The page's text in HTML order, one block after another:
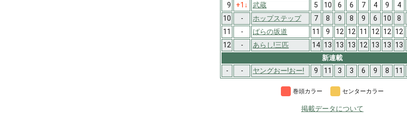
9
+1 ↓ 武蔵 5 10 6 6 7 4 9 4
10
- ホップステップ 7 8 9 8 9 6 10 8
11
- ばらの坂道 11 9 12 12 11 12 12 12
12
- あらし!三匹 14 13 13 13 12 13 13 13
新連載
-
- ヤングおー!おー! 9 11 3 3 6 9 8 11
巻頭カラー センターカラー
掲載データについて